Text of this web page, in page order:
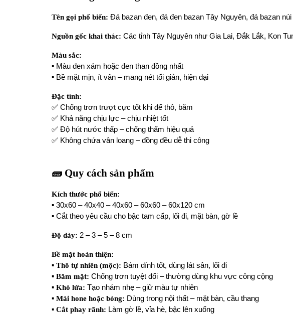
Tên gọi phổ biến: Đá bazan đen, đá đen bazan Tây Nguyên, đá bazan
Nguồn gốc khai thác: Các tỉnh Tây Nguyên như Gia Lai, Đắk Lắk, Kon
Màu sắc:
▪️ Màu đen xám hoặc đen than đồng nhất
▪️ Bề mặt mịn, ít vân – mang nét tối giản, hiện đại
Đặc tính:
✅ Chống trơn trượt cực tốt khi để thô, băm
✅ Khả năng chịu lực – chịu nhiệt tốt
✅ Độ hút nước thấp – chống thấm hiệu quả
✅ Không chứa vân loang – đồng đều dễ thi công
🧱 Quy cách sản phẩm
Kích thước phổ biến:
▪️ 30x60 – 40x40 – 40x60 – 60x60 – 60x120 cm
▪️ Cắt theo yêu cầu cho bậc tam cấp, lối đi, mặt bàn, gờ lề
Độ dày: 2 – 3 – 5 – 8 cm
Bề mặt hoàn thiện:
▪️ Thô tự nhiên (mộc): Bám dính tốt, dùng lát sân, lối đi
▪️ Băm mặt: Chống trơn tuyệt đối – thường dùng khu vực công cộng
▪️ Khò lửa: Tạo nhám nhẹ – giữ màu tự nhiên
▪️ Mài hone hoặc bóng: Dùng trong nội thất – mặt bàn, cầu thang
▪️ Cắt phay rãnh: Làm gờ lề, vỉa hè, bậc lên xuống